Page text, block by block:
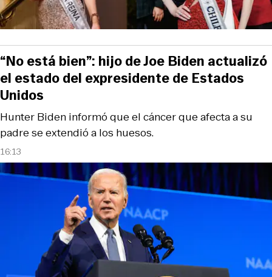
16:13
Hunter Biden informó que el cáncer que afecta a su
padre se extendió a los huesos.
“No está bien”: hijo de Joe Biden actualizó
el estado del expresidente de Estados
Unidos